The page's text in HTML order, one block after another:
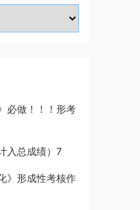
必做！！！形考
入总成绩）7
》形成性考核作